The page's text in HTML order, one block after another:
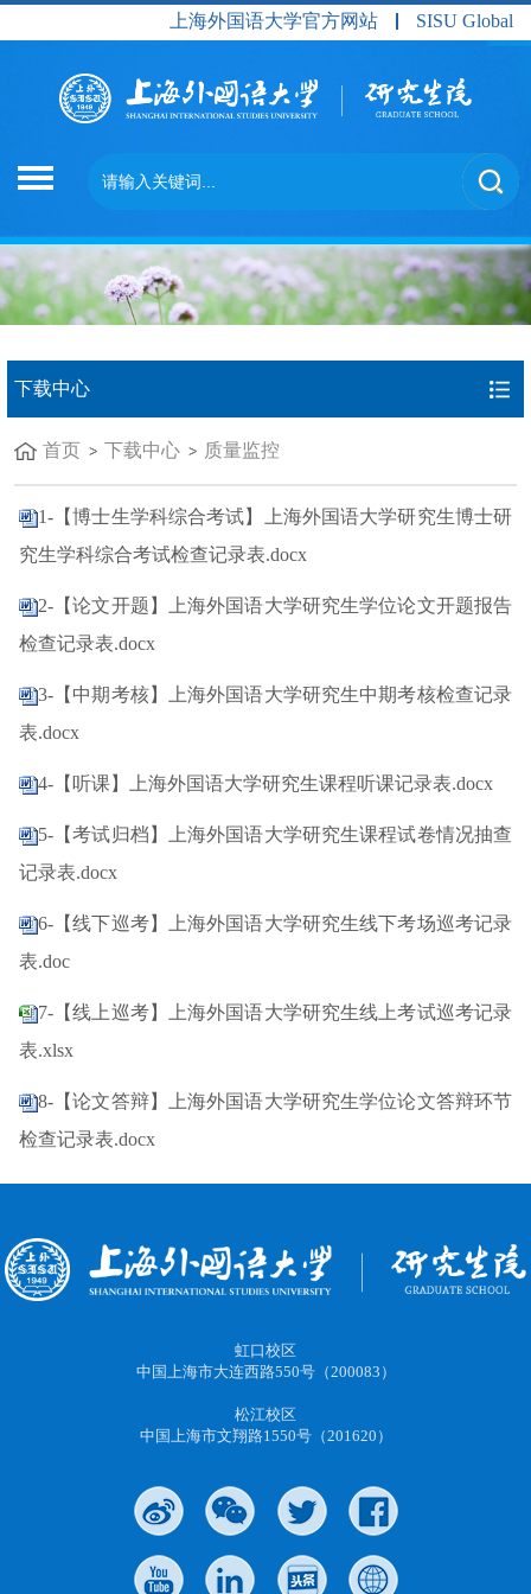
上海外国语大学官方网站 SISU Global
下载中心
首页 下载中心 质量监控
1-【博士生学科综合考试】上海外国语大学研究生博士研
究生学科综合考试检查记录表.docx
2-【论文开题】上海外国语大学研究生学位论文开题报告
检查记录表.docx
3-【中期考核】上海外国语大学研究生中期考核检查记录
表.docx
4-【听课】上海外国语大学研究生课程听课记录表.docx
5-【考试归档】上海外国语大学研究生课程试卷情况抽查
记录表.docx
6-【线下巡考】上海外国语大学研究生线下考场巡考记录
表.doc
7-【线上巡考】上海外国语大学研究生线上考试巡考记录
表.xlsx
8-【论文答辩】上海外国语大学研究生学位论文答辩环节
检查记录表.docx
虹口校区
中国上海市大连西路550号（200083）
松江校区
中国上海市文翔路1550号（201620）